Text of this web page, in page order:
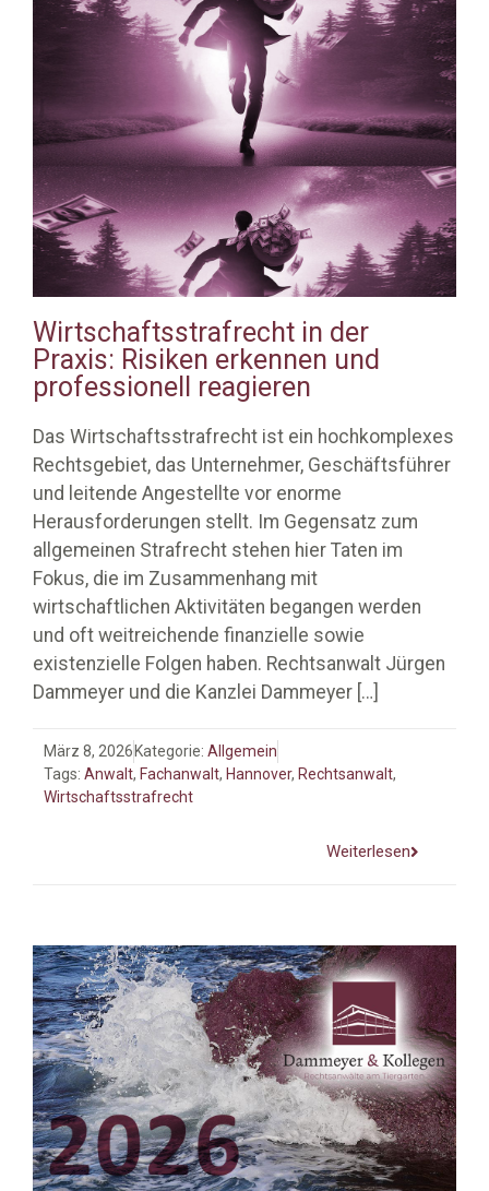
Wirtschaftsstrafrecht in der
Praxis: Risiken erkennen und
professionell reagieren
Das Wirtschaftsstrafrecht ist ein hochkomplexes
Rechtsgebiet, das Unternehmer, Geschäftsführer
und leitende Angestellte vor enorme
Herausforderungen stellt. Im Gegensatz zum
allgemeinen Strafrecht stehen hier Taten im
Fokus, die im Zusammenhang mit
wirtschaftlichen Aktivitäten begangen werden
und oft weitreichende finanzielle sowie
existenzielle Folgen haben. Rechtsanwalt Jürgen
Dammeyer und die Kanzlei Dammeyer […]
März 8, 2026 Kategorie: Allgemein
Tags: Anwalt, Fachanwalt, Hannover, Rechtsanwalt,
Wirtschaftsstrafrecht
Weiterlesen